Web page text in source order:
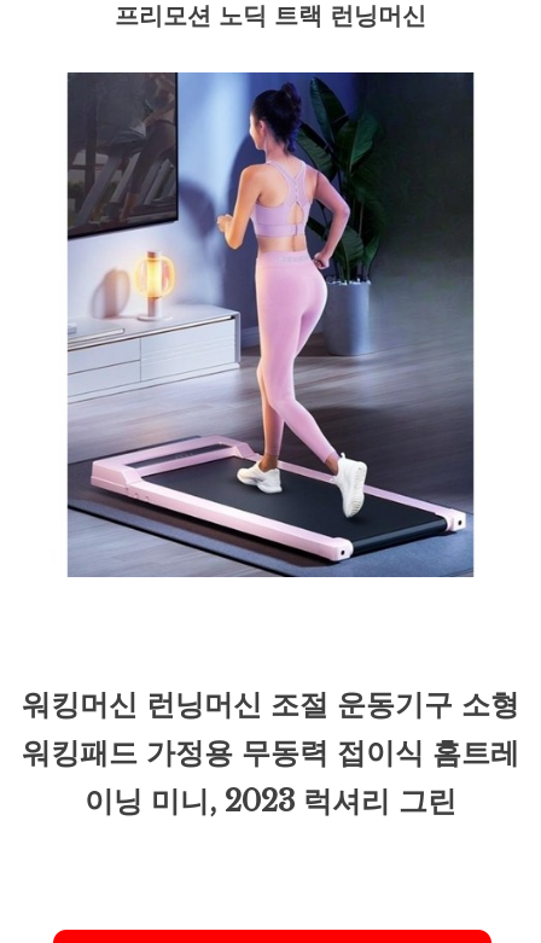
프리모션 노딕 트랙 런닝머신
워킹머신 런닝머신 조절 운동기구 소형
워킹패드 가정용 무동력 접이식 홈트레
이닝 미니, 2023 럭셔리 그린